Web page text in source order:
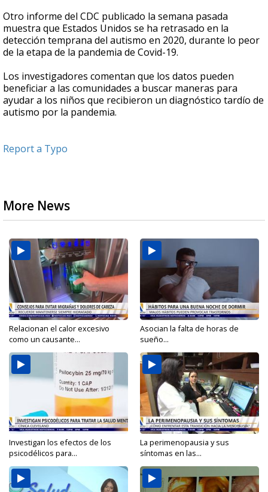
Otro informe del CDC publicado la semana pasada
muestra que Estados Unidos se ha retrasado en la
detección temprana del autismo en 2020, durante lo peor
de la etapa de la pandemia de Covid-19.
Los investigadores comentan que los datos pueden
beneficiar a las comunidades a buscar maneras para
ayudar a los niños que recibieron un diagnóstico tardío de
autismo por la pandemia.
Report a Typo
More News
Relacionan el calor excesivo
como un causante...
Asocian la falta de horas de
sueño...
Investigan los efectos de los
psicodélicos para...
La perimenopausia y sus
síntomas en las...